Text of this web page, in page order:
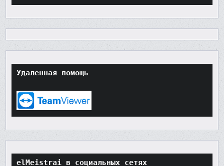
Удаленная помощь
elMeistrai в социальных сетях